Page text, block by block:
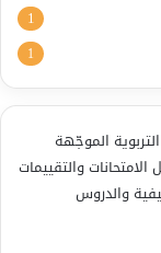
1
1
الموجّهة
الامتحانات والتقييمات
والدروس